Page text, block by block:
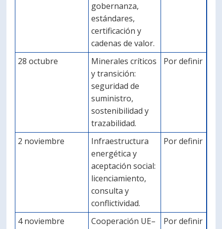
gobernanza,
estándares,
certificación y
cadenas de valor.
28 octubre
Minerales críticos
y transición:
seguridad de
suministro,
sostenibilidad y
trazabilidad.
Por definir
2 noviembre
Infraestructura
energética y
aceptación social:
licenciamiento,
consulta y
conflictividad.
Por definir
4 noviembre
Cooperación UE–
Por definir